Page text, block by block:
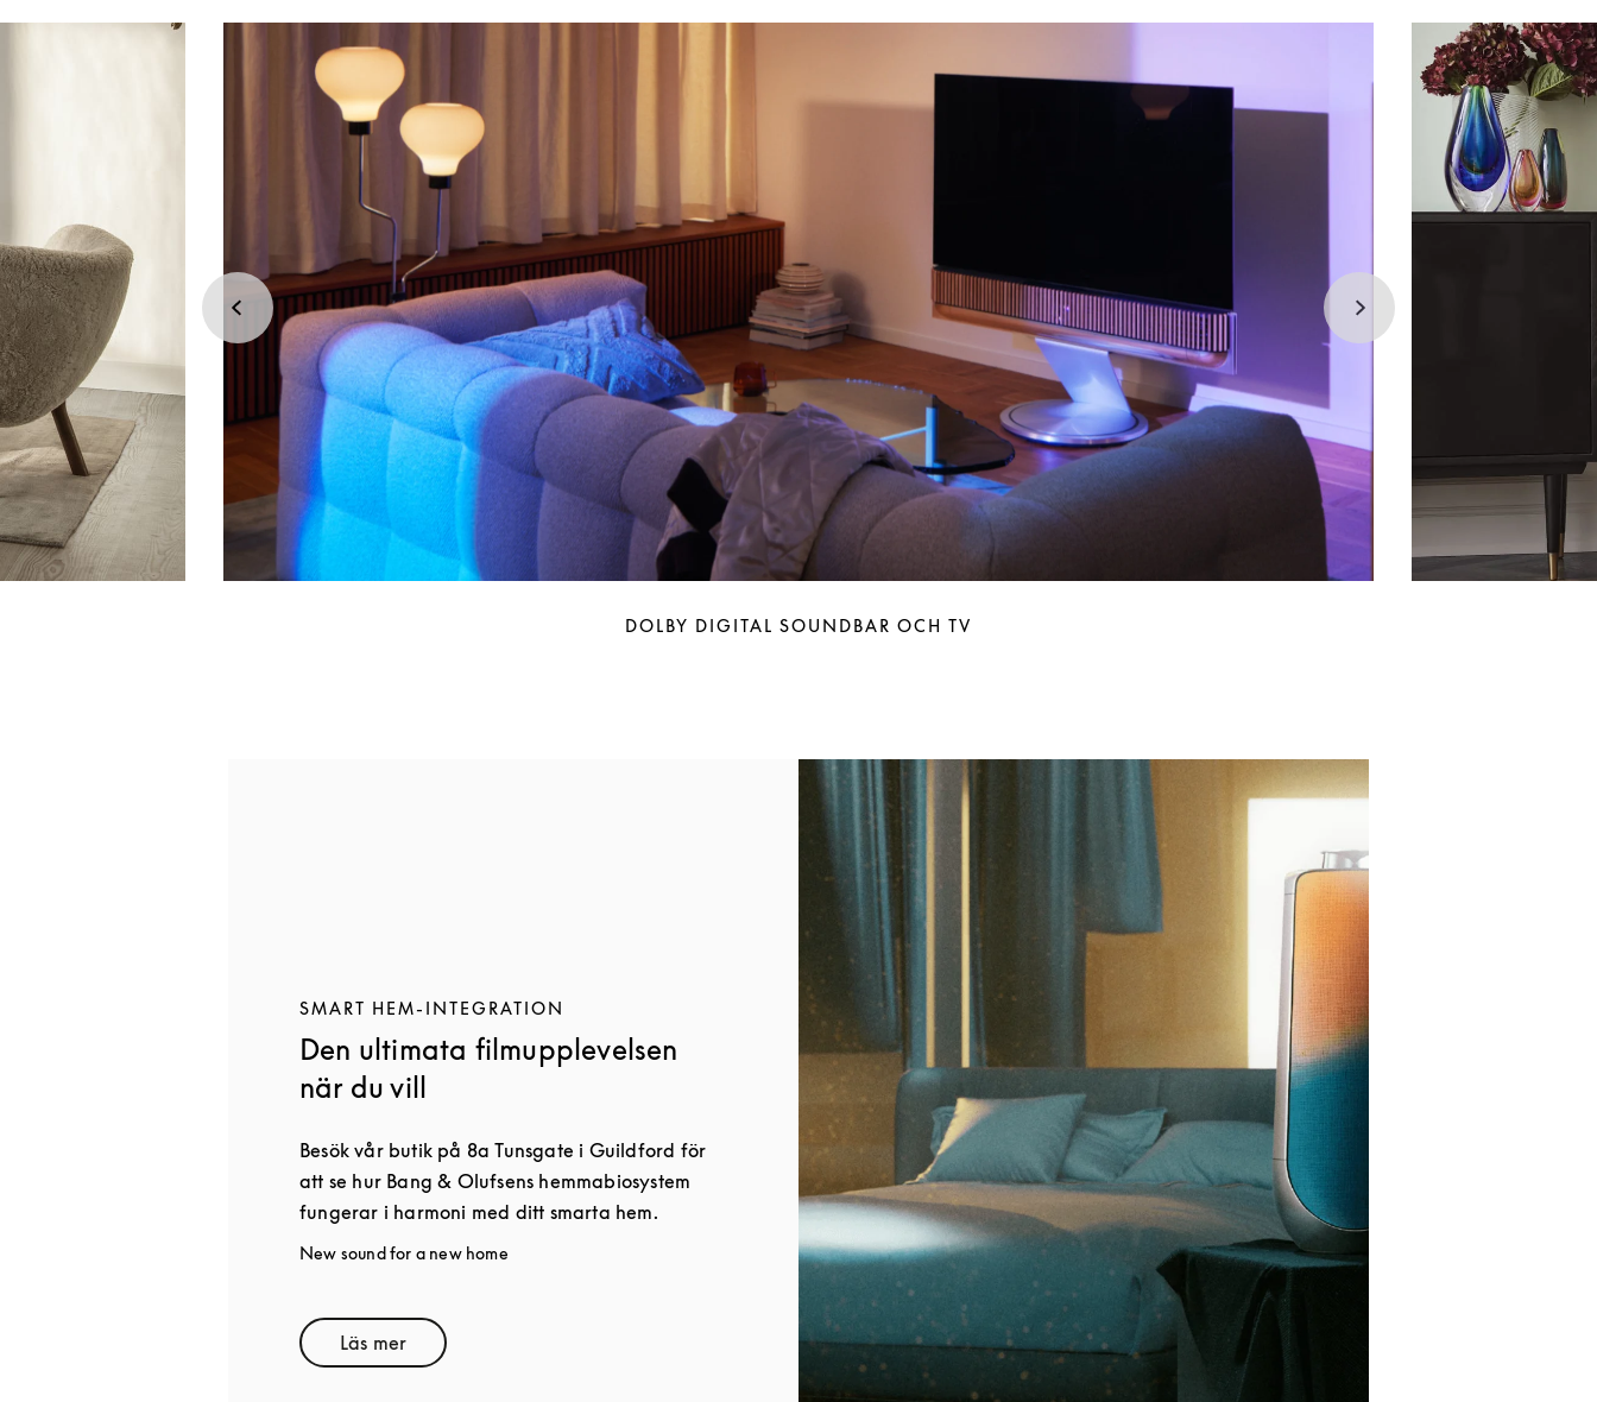
DOLBY DIGITAL SOUNDBAR OCH TV
Event Image
SMART HEM-INTEGRATION
Den ultimata filmupplevelsen
när du vill
Besök vår butik på 8a Tunsgate i Guildford för
att se hur Bang & Olufsens hemmabiosystem
fungerar i harmoni med ditt smarta hem.
New sound for a new home
Läs merLink Opens in New Tab